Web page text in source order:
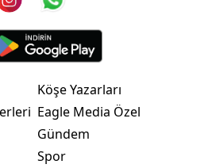
Köşe Yazarları
Eagle Media Özel
Gündem
Spor